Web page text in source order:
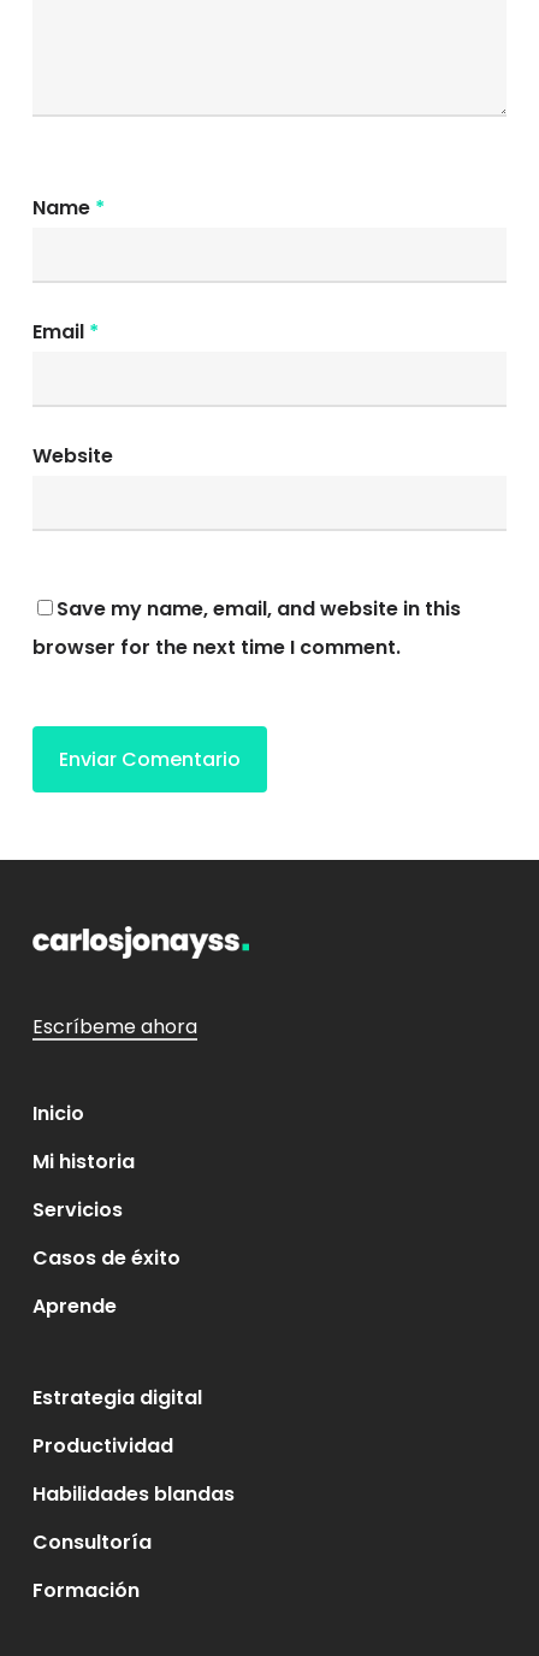
Name *
Email *
Website
Save my name, email, and website in this
browser for the next time I comment.
Escríbeme ahora
Inicio
Mi historia
Servicios
Casos de éxito
Aprende
Estrategia digital
Productividad
Habilidades blandas
Consultoría
Formación